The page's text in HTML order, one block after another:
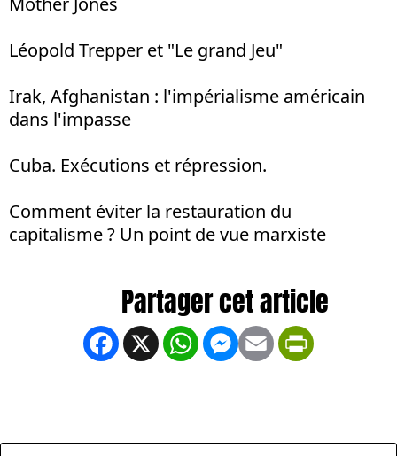
Léopold Trepper et "Le grand Jeu"
Irak, Afghanistan : l'impérialisme américain
dans l'impasse
Cuba. Exécutions et répression.
Comment éviter la restauration du
capitalisme ? Un point de vue marxiste
Facebook
X WhatsApp
Messenger
Email